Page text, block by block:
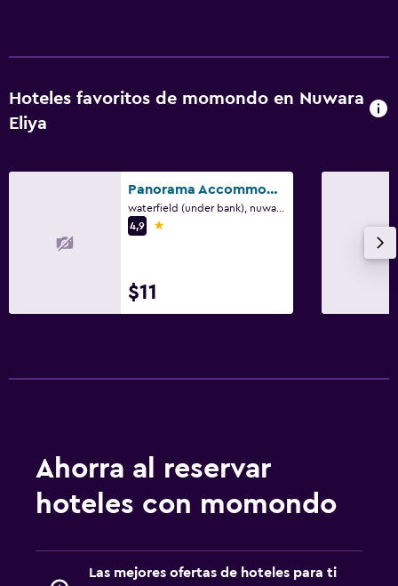
Hoteles favoritos de momondo en Nuwara
Eliya
Panorama Accommodations Nuwara Eliya
4,9
1 estrella
$11
Ahorra al reservar
hoteles con momondo
Las mejores ofertas de hoteles para ti